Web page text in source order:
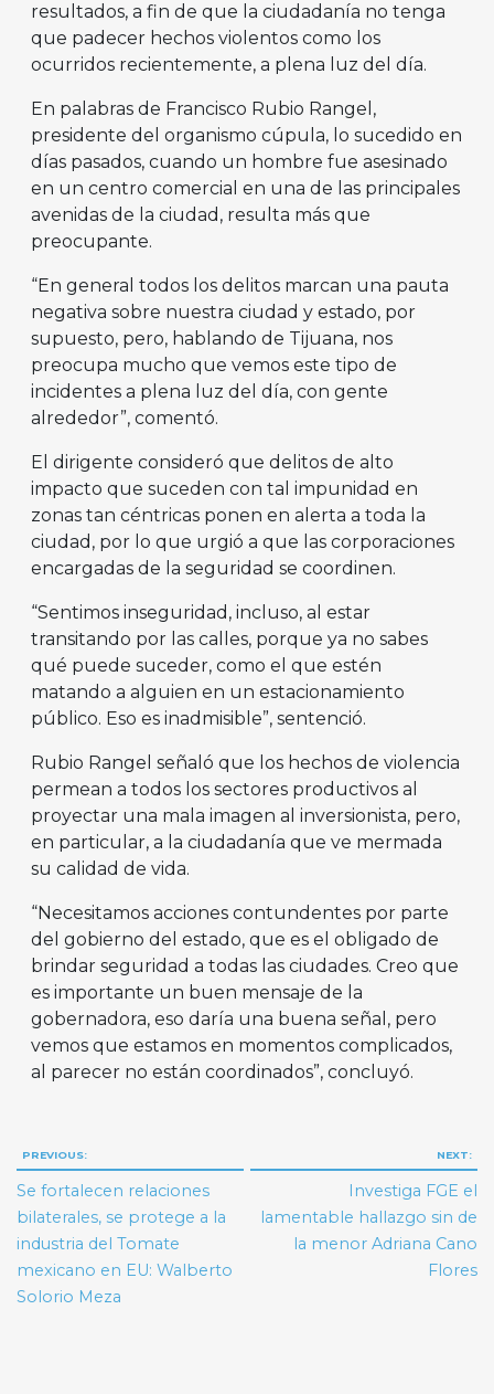
resultados, a fin de que la ciudadanía no tenga
que padecer hechos violentos como los
ocurridos recientemente, a plena luz del día.
En palabras de Francisco Rubio Rangel,
presidente del organismo cúpula, lo sucedido en
días pasados, cuando un hombre fue asesinado
en un centro comercial en una de las principales
avenidas de la ciudad, resulta más que
preocupante.
“En general todos los delitos marcan una pauta
negativa sobre nuestra ciudad y estado, por
supuesto, pero, hablando de Tijuana, nos
preocupa mucho que vemos este tipo de
incidentes a plena luz del día, con gente
alrededor”, comentó.
El dirigente consideró que delitos de alto
impacto que suceden con tal impunidad en
zonas tan céntricas ponen en alerta a toda la
ciudad, por lo que urgió a que las corporaciones
encargadas de la seguridad se coordinen.
“Sentimos inseguridad, incluso, al estar
transitando por las calles, porque ya no sabes
qué puede suceder, como el que estén
matando a alguien en un estacionamiento
público. Eso es inadmisible”, sentenció.
Rubio Rangel señaló que los hechos de violencia
permean a todos los sectores productivos al
proyectar una mala imagen al inversionista, pero,
en particular, a la ciudadanía que ve mermada
su calidad de vida.
“Necesitamos acciones contundentes por parte
del gobierno del estado, que es el obligado de
brindar seguridad a todas las ciudades. Creo que
es importante un buen mensaje de la
gobernadora, eso daría una buena señal, pero
vemos que estamos en momentos complicados,
al parecer no están coordinados”, concluyó.
Navegación
de
entradas
PREVIOUS:
Se fortalecen relaciones
bilaterales, se protege a la
industria del Tomate
mexicano en EU: Walberto
Solorio Meza
NEXT:
Investiga FGE el
lamentable hallazgo sin de
la menor Adriana Cano
Flores